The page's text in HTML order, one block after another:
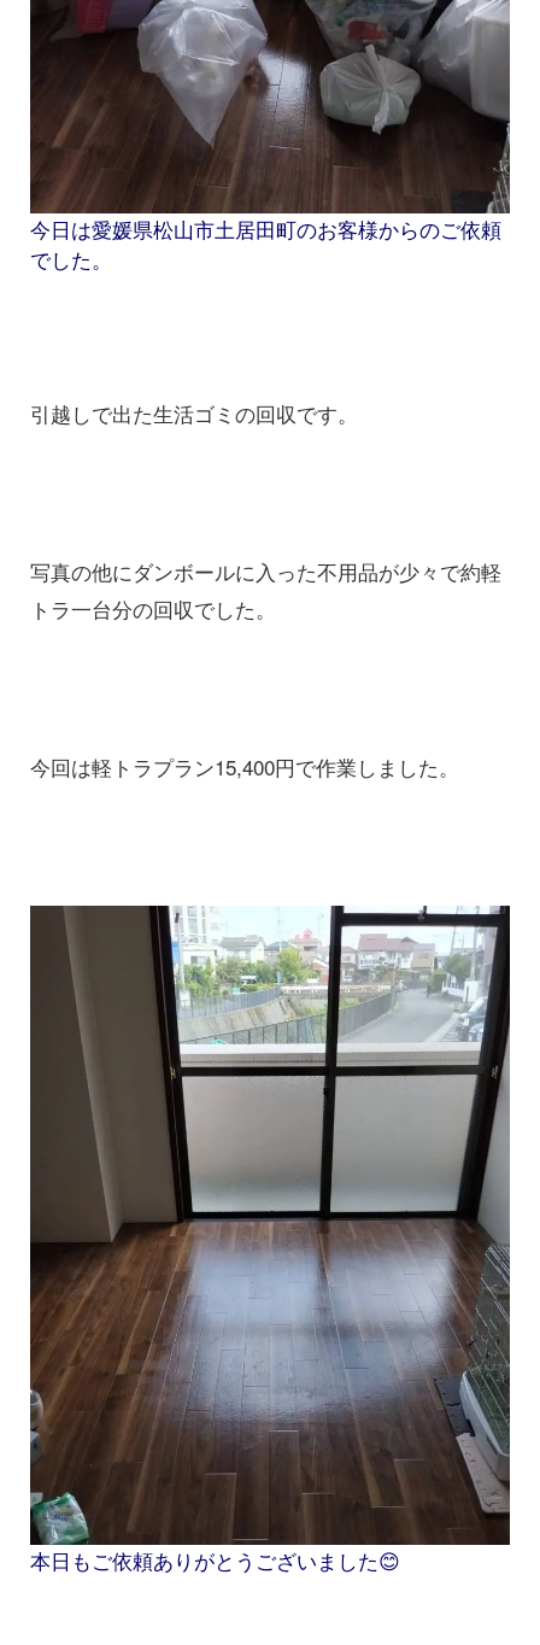
今日は愛媛県松山市土居田町のお客様からのご依頼
でした。
引越しで出た生活ゴミの回収です。
写真の他にダンボールに入った不用品が少々で約軽
トラ一台分の回収でした。
今回は軽トラプラン15,400円で作業しました。
本日もご依頼ありがとうございました😊